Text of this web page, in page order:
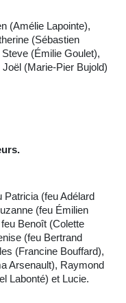
(Amélie Lapointe),
(Sébastien
(Émilie Goulet),
(Marie-Pier Bujold)
Patricia (feu Adélard
(feu Émilien
Benoît (Colette
(feu Bertrand
(Francine Bouffard),
Arsenault), Raymond
Labonté) et Lucie.